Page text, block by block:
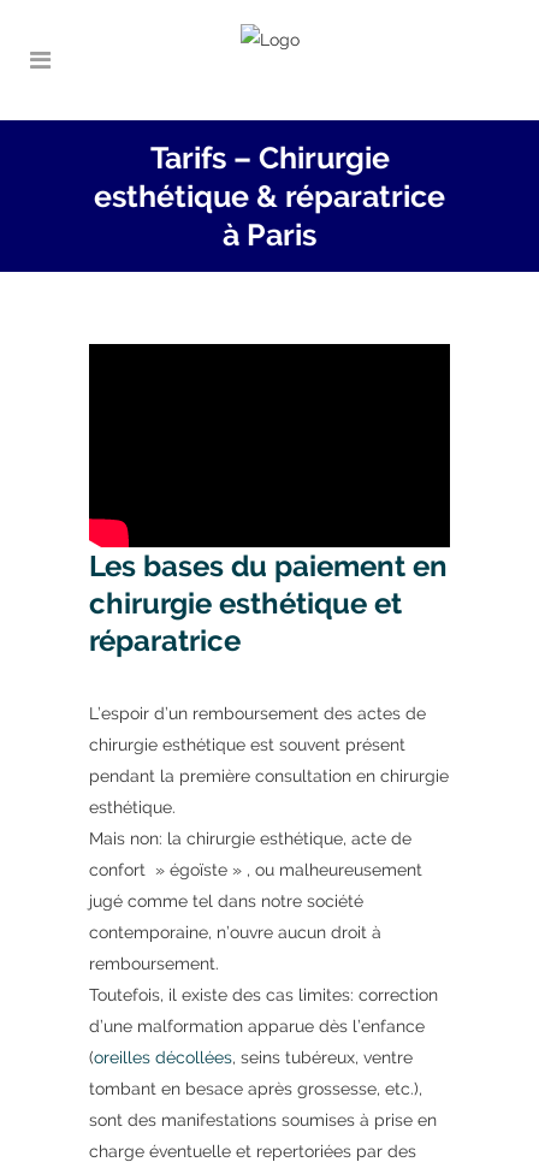
Tarifs – Chirurgie
esthétique & réparatrice
à Paris
Les bases du paiement en
chirurgie esthétique et
réparatrice
L’espoir d’un remboursement des actes de
chirurgie esthétique est souvent présent
pendant la première consultation en chirurgie
esthétique.
Mais non: la chirurgie esthétique, acte de
confort » égoïste » , ou malheureusement
jugé comme tel dans notre société
contemporaine, n’ouvre aucun droit à
remboursement.
Toutefois, il existe des cas limites: correction
d’une malformation apparue dès l’enfance
(oreilles décollées, seins tubéreux, ventre
tombant en besace après grossesse, etc.),
sont des manifestations soumises à prise en
charge éventuelle et repertoriées par des